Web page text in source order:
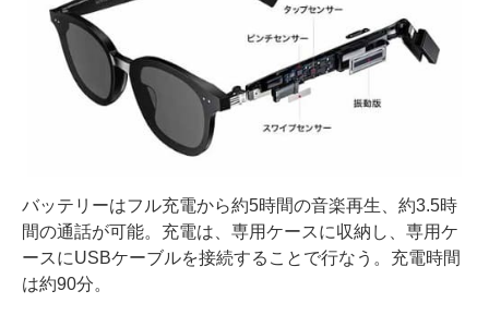
バッテリーはフル充電から約5時間の音楽再生、約3.5時
間の通話が可能。充電は、専用ケースに収納し、専用ケ
ースにUSBケーブルを接続することで行なう。充電時間
は約90分。